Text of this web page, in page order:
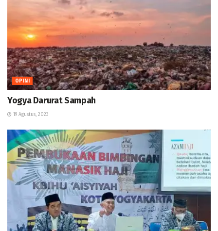
OPINI
Yogya Darurat Sampah
19 Agustus, 2023